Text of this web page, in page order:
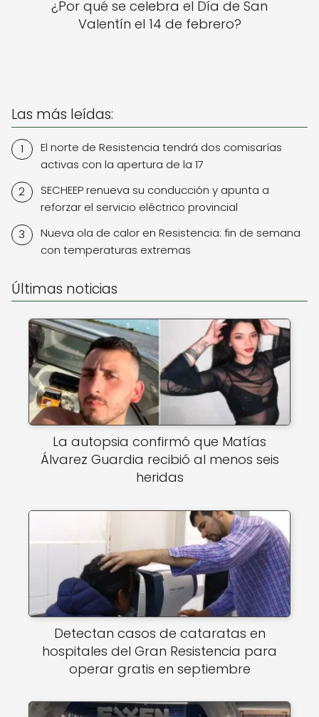
¿Por qué se celebra el Día de San
Valentín el 14 de febrero?
Las más leídas:
El norte de Resistencia tendrá dos comisarías
activas con la apertura de la 17
SECHEEP renueva su conducción y apunta a
reforzar el servicio eléctrico provincial
Nueva ola de calor en Resistencia: fin de semana
con temperaturas extremas
Últimas noticias
La autopsia confirmó que Matías
Álvarez Guardia recibió al menos seis
heridas
Detectan casos de cataratas en
hospitales del Gran Resistencia para
operar gratis en septiembre